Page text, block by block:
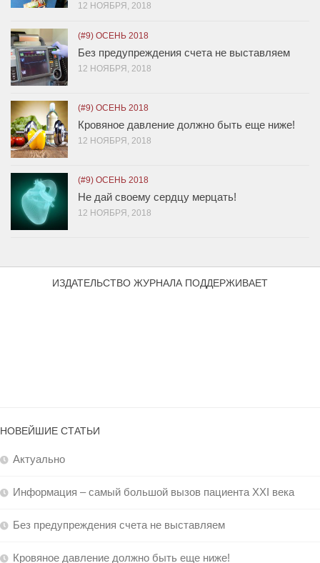
12 НОЯБРЯ, 2018
(#9) ОСЕНЬ 2018
Без предупреждения счета не выставляем
12 НОЯБРЯ, 2018
(#9) ОСЕНЬ 2018
Кровяное давление должно быть еще ниже!
12 НОЯБРЯ, 2018
(#9) ОСЕНЬ 2018
Не дай своему сердцу мерцать!
12 НОЯБРЯ, 2018
ИЗДАТЕЛЬСТВО ЖУРНАЛА ПОДДЕРЖИВАЕТ
НОВЕЙШИЕ СТАТЬИ
Актуально
Информация – самый большой вызов пациента XXI века
Без предупреждения счета не выставляем
Кровяное давление должно быть еще ниже!